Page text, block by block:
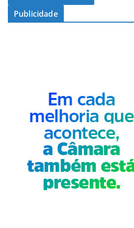
Publicidade